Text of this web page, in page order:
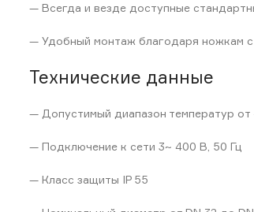
— Всегда и везде доступные
— Удобный монтаж благодаря ножкам
Технические данные
— Допустимый диапазон температур от
— Подключение к сети 3~ 400 В, 50 Гц
— Класс защиты IP 55